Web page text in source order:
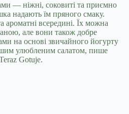
— ніжні, соковиті та приємно
надають їм пряного смаку.
ароматні всередині. Їх можна
але вони також добре
на основі звичайного йогурту
улюбленим салатом, пише
Gotuje.